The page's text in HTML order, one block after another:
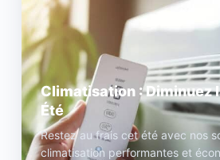
Climatisation : Diminuez
Été
Restez au frais cet été avec nos
climatisation performantes et